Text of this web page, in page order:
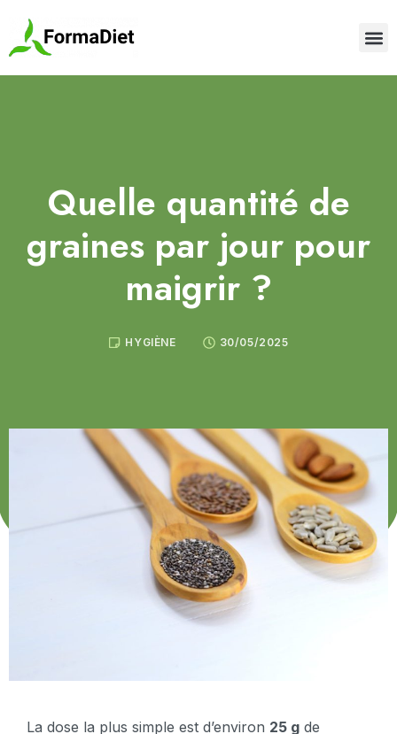
Quelle quantité de
graines par jour pour
maigrir ?
HYGIÈNE 30/05/2025
La dose la plus simple est d’environ 25 g de